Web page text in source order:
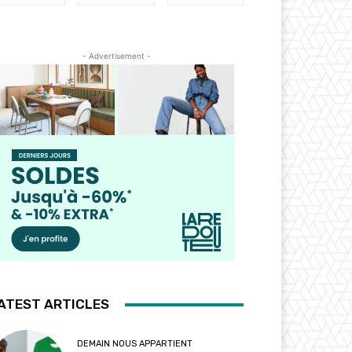
- Advertisement -
ARTICLES
DEMAIN NOUS APPARTIENT